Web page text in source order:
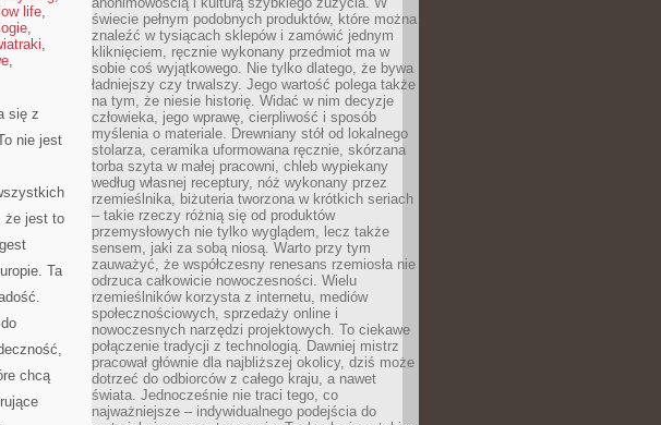
life,
,
,
,
się z
nie jest
że jest to
Ta
chcą
świecie pełnym podobnych produktów, które można
znaleźć w tysiącach sklepów i zamówić jednym
kliknięciem, ręcznie wykonany przedmiot ma w
sobie coś wyjątkowego. Nie tylko dlatego, że bywa
ładniejszy czy trwalszy. Jego wartość polega także
na tym, że niesie historię. Widać w nim decyzje
człowieka, jego wprawę, cierpliwość i sposób
myślenia o materiale. Drewniany stół od lokalnego
stolarza, ceramika uformowana ręcznie, skórzana
torba szyta w małej pracowni, chleb wypiekany
według własnej receptury, nóż wykonany przez
rzemieślnika, biżuteria tworzona w krótkich seriach
– takie rzeczy różnią się od produktów
przemysłowych nie tylko wyglądem, lecz także
sensem, jaki za sobą niosą. Warto przy tym
zauważyć, że współczesny renesans rzemiosła nie
odrzuca całkowicie nowoczesności. Wielu
rzemieślników korzysta z internetu, mediów
społecznościowych, sprzedaży online i
nowoczesnych narzędzi projektowych. To ciekawe
połączenie tradycji z technologią. Dawniej mistrz
pracował głównie dla najbliższej okolicy, dziś może
dotrzeć do odbiorców z całego kraju, a nawet
świata. Jednocześnie nie traci tego, co
najważniejsze – indywidualnego podejścia do